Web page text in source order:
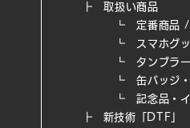
┣
取扱い商品
┗定番商品 /
┗
スマホグ
┗タンブラ
┗缶バッジ
┗記念品・
┣
新技術「DTF」